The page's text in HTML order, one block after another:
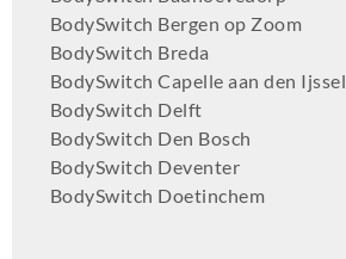
BodySwitch Bergen op Zoom
BodySwitch Breda
BodySwitch Capelle aan den Ijssel
BodySwitch Delft
BodySwitch Den Bosch
BodySwitch Deventer
BodySwitch Doetinchem